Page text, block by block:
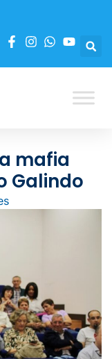
mafia
Galindo